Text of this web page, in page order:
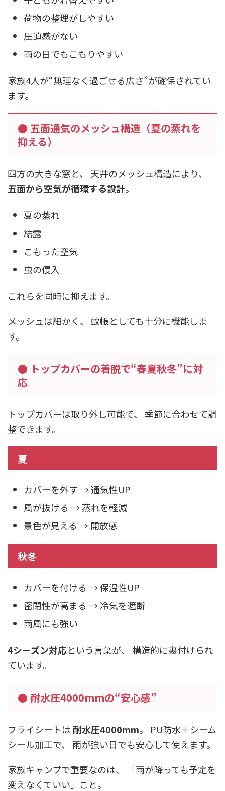
荷物の整理がしやすい
圧迫感がない
雨の日でもこもりやすい
家族4人が“無理なく過ごせる広さ”が確保されてい
ます。
● 五面通気のメッシュ構造（夏の蒸れを
抑える）
四方の大きな窓と、 天井のメッシュ構造により、
五面から空気が循環する設計。
夏の蒸れ
結露
こもった空気
虫の侵入
これらを同時に抑えます。
メッシュは細かく、 蚊帳としても十分に機能しま
す。
● トップカバーの着脱で“春夏秋冬”に対
応
トップカバーは取り外し可能で、 季節に合わせて調
整できます。
夏
カバーを外す → 通気性UP
風が抜ける → 蒸れを軽減
景色が見える → 開放感
秋冬
カバーを付ける → 保温性UP
密閉性が高まる → 冷気を遮断
雨風にも強い
4シーズン対応という言葉が、 構造的に裏付けられ
ています。
● 耐水圧4000mmの“安心感”
フライシートは耐水圧4000mm。 PU防水＋シーム
シール加工で、 雨が強い日でも安心して使えます。
家族キャンプで重要なのは、 「雨が降っても予定を
変えなくていい」こと。